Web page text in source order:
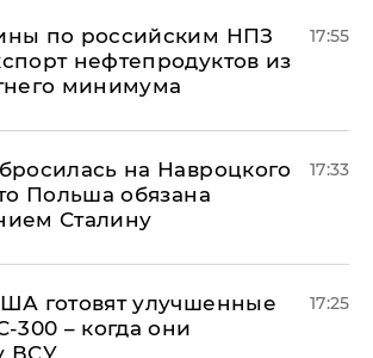
по российским НПЗ
нефтепродуктов из
минимума
17:55
на Навроцкого
Польша обязана
Сталину
17:33
готовят улучшенные
300 – когда они
ВСУ
17:25